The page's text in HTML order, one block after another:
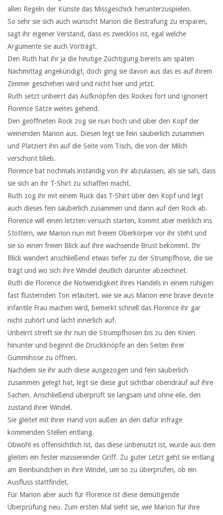
allen Regeln der Künste das Missgeschick herunterzuspielen.
So sehr sie sich auch wünscht Marion die Bestrafung zu ersparen,
sagt ihr eigener Verstand, dass es zwecklos ist, egal welche
Argumente sie auch Vorträgt.
Den Ruth hat ihr ja die heutige Züchtigung bereits am späten
Nachmittag angekündigt, doch ging sie davon aus das es auf ihrem
Zimmer geschehen wird und nicht hier und jetzt.
Ruth setzt unbeirrt das Aufknöpfen des Rockes fort und ignoriert
Florence Sätze weites gehend.
Den geöffneten Rock zog sie nun hoch und über den Kopf der
weinenden Marion aus. Diesen legt sie fein säuberlich zusammen
und Platziert ihn auf die Seite vom Tisch, die von der Milch
verschont blieb.
Florence bat nochmals inständig von ihr abzulassen, als sie sah, dass
sie sich an ihr T-Shirt zu schaffen macht.
Ruth zog ihr mit einem Ruck das T-Shirt über den Kopf und legt
auch dieses fein säuberlich zusammen und dann auf den Rock ab.
Florence will einen letzten versuch starten, kommt aber merklich ins
Stottern, wie Marion nun mit freiem Oberkörper vor ihr steht und
sie so einen freien Blick auf ihre wachsende Brust bekommt. Ihr
Blick wandert anschließend etwas tiefer zu der Strumpfhose, die sie
trägt und wo sich ihre Windel deutlich darunter abzeichnet.
Ruth die Florence die Notwendigkeit ihres Handels in einem ruhigen
fast flüsternden Ton erläutert, wie sie aus Marion eine brave devote
infantile Frau machen wird, bemerkt schnell das Florence ihr gar
nicht zuhört und lacht innerlich auf.
Unbeirrt streift sie ihr nun die Strumpfhosen bis zu den Knien
hinunter und beginnt die Druckknöpfe an den Seiten ihrer
Gummihose zu öffnen.
Nachdem sie ihr auch diese ausgezogen und fein säuberlich
zusammen gelegt hat, legt sie diese gut sichtbar obendrauf auf ihre
Sachen. Anschließend überprüft sie langsam und ohne eile, den
zustand ihrer Windel.
Sie gleitet mit ihrer Hand von außen an den dafür infrage
kommenden Stellen entlang.
Obwohl es offensichtlich ist, das diese unbenutzt ist, wurde aus dem
gleiten ein fester massierender Griff. Zu guter Letzt geht sie entlang
am Beinbündchen in ihre Windel, um so zu überprüfen, ob ein
Ausfluss stattfindet.
Für Marion aber auch für Florence ist diese demütigende
Überprüfung neu. Zum ersten Mal sieht sie, wie Marion für ihre